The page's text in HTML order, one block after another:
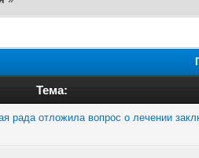
Тема:
рада отложила вопрос о лечении